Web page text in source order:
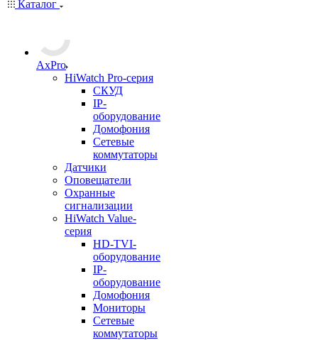
Каталог
AxPro
HiWatch Pro-серия
CКУД
IP-
оборудование
Домофония
Сетевые
коммутаторы
Датчики
Оповещатели
Охранные
сигнализации
HiWatch Value-
серия
HD-TVI-
оборудование
IP-
оборудование
Домофония
Мониторы
Сетевые
коммутаторы